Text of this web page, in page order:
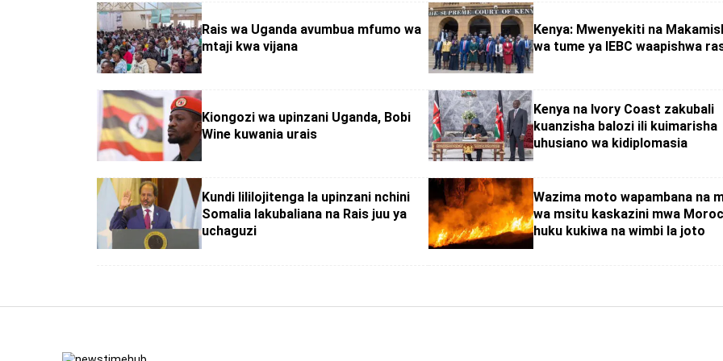
Rais wa Uganda avumbua mfumo wa
mtaji kwa vijana
Kenya: Mwenyekiti na
wa tume ya IEBC waapishwa
Kiongozi wa upinzani Uganda, Bobi
Wine kuwania urais
Kenya na Ivory Coast zakubali
kuanzisha balozi ili kuimarisha
uhusiano wa kidiplomasia
Kundi lililojitenga la upinzani nchini
Somalia lakubaliana na Rais juu ya
uchaguzi
Wazima moto wapambana na
wa msitu kaskazini mwa
huku kukiwa na wimbi la joto